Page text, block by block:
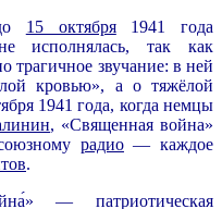
15 октября1941 года
исполнялась, так как
трагичное звучание: в ней
кровью», а о тяжёлой
1941 года, когда немцы
, «Священная война»
радио— каждое
.
— патриотическая